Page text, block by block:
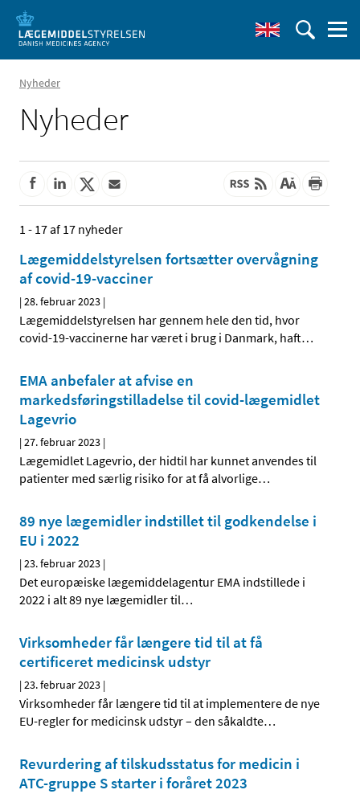
Nyheder
Nyheder
1 - 17 af 17 nyheder
Lægemiddelstyrelsen fortsætter overvågning
af covid-19-vacciner
|28. februar 2023 |
Lægemiddelstyrelsen har gennem hele den tid, hvor
covid-19-vaccinerne har været i brug i Danmark, haft…
EMA anbefaler at afvise en
markedsføringstilladelse til covid-lægemidlet
Lagevrio
|27. februar 2023 |
Lægemidlet Lagevrio, der hidtil har kunnet anvendes til
patienter med særlig risiko for at få alvorlige…
89 nye lægemidler indstillet til godkendelse i
EU i 2022
|23. februar 2023 |
Det europæiske lægemiddelagentur EMA indstillede i
2022 i alt 89 nye lægemidler til…
Virksomheder får længere tid til at få
certificeret medicinsk udstyr
|23. februar 2023 |
Virksomheder får længere tid til at implementere de nye
EU-regler for medicinsk udstyr – den såkaldte…
Revurdering af tilskudsstatus for medicin i
ATC-gruppe S starter i foråret 2023